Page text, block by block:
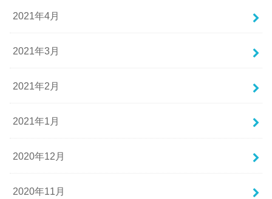
2021年4月
2021年3月
2021年2月
2021年1月
2020年12月
2020年11月